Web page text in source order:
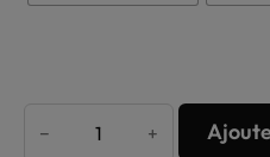
− +